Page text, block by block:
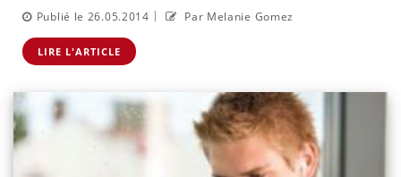
Publié le 26.05.2014 | Par Melanie Gomez
LIRE L'ARTICLE